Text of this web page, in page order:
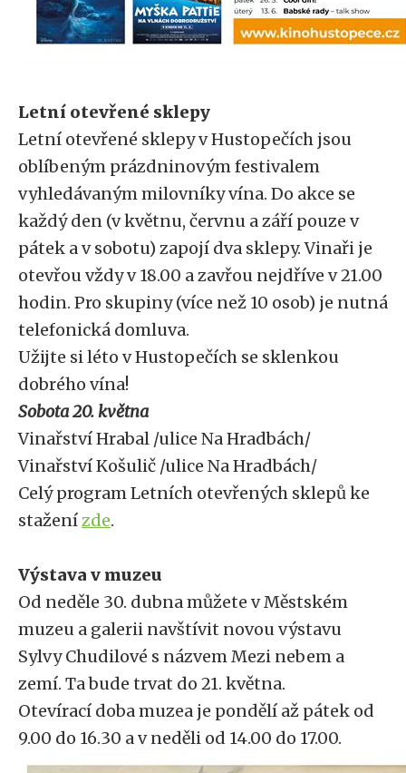
Letní otevřené sklepy
Letní otevřené sklepy v Hustopečích jsou
oblíbeným prázdninovým festivalem
vyhledávaným milovníky vína. Do akce se
každý den (v květnu, červnu a září pouze v
pátek a v sobotu) zapojí dva sklepy. Vinaři je
otevřou vždy v 18.00 a zavřou nejdříve v 21.00
hodin. Pro skupiny (více než 10 osob) je nutná
telefonická domluva.
Užijte si léto v Hustopečích se sklenkou
dobrého vína!
Sobota 20. května
Vinařství Hrabal /ulice Na Hradbách/
Vinařství Košulič /ulice Na Hradbách/
Celý program Letních otevřených sklepů ke
staženízde.
Výstava v muzeu
Od neděle 30. dubna můžete v Městském
muzeu a galerii navštívit novou výstavu
Sylvy Chudilové s názvem Mezi nebem a
zemí. Ta bude trvat do 21. května.
Otevírací doba muzea je pondělí až pátek od
9.00 do 16.30 a v neděli od 14.00 do 17.00.